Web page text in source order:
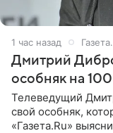
1 час назад
Дмитрий
особняк на
Телеведущий
свой особняк,
«Газета.Ru»